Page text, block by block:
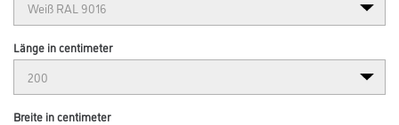
Länge in centimeter
Breite in centimeter